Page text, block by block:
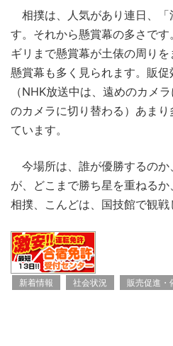
相撲は、人気があり連日、「
す。それから懸賞幕の多さで
ギリまで懸賞幕が土俵の周り
懸賞幕も多く見られます。販
（NHK放送中は、遠めのカメ
のカメラに切り替わる）あま
ています。
今場所は、誰が優勝するのか
が、どこまで勝ち星を重ねる
相撲、こんどは、国技館で観戦
新着情報 社会状況 販売促進・